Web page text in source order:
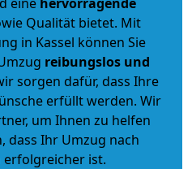
Qualität bietet. Mit
in Kassel können Sie
reibungslos und
sorgen dafür, dass Ihre
erfüllt werden. Wir
um Ihnen zu helfen
dass Ihr Umzug nach
erfolgreicher ist.